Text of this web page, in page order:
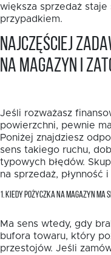
większa sprzedaż
przypadkiem.
Najczęściej
na magazyn i
Jeśli rozważasz
powierzchni, pewnie
Poniżej znajdziesz
sens takiego ruchu,
typowych błędów.
na sprzedaż, płynność
1. KIEDY POŻYCZKA NA MAGAZYN MA
Ma sens wtedy, gdy
bufora towaru, który
przestojów. Jeśli